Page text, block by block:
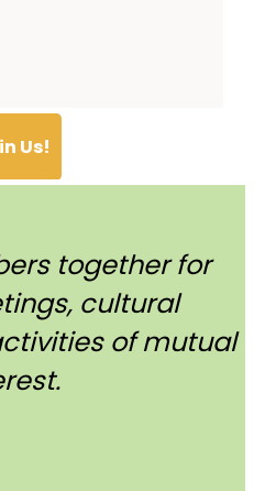
Us!
together for
cultural
of mutual